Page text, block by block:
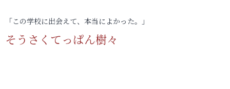
「この学校に出会えて、本当によかった。」
そうさくてっぱん樹々